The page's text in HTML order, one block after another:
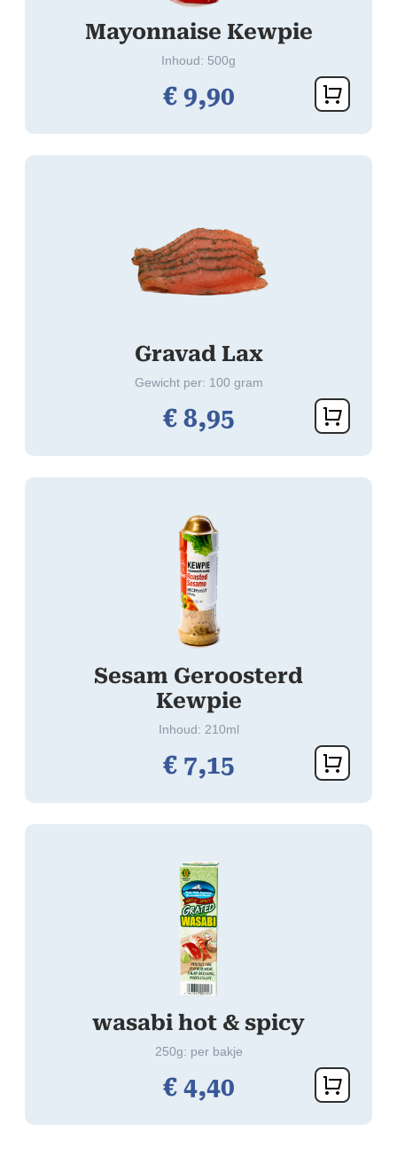
Mayonnaise Kewpie
Inhoud: 500g
€9,90
Gravad Lax
Gewicht per: 100 gram
€8,95
Sesam Geroosterd
Kewpie
Inhoud: 210ml
€7,15
wasabi hot & spicy
250g: per bakje
€4,40